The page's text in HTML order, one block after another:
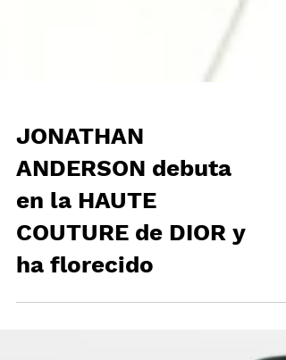
JONATHAN
ANDERSON debuta
en la HAUTE